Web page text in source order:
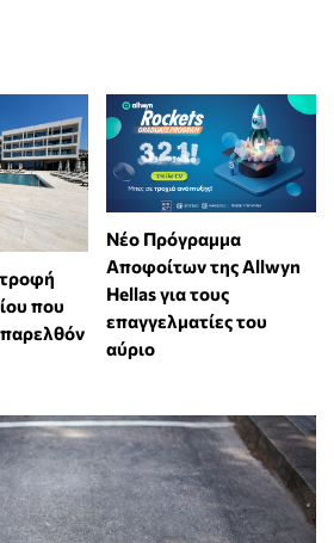
που
Νέο Πρόγραμμα
Αποφοίτων της Allwyn
Hellas για τους
επαγγελματίες του
αύριο